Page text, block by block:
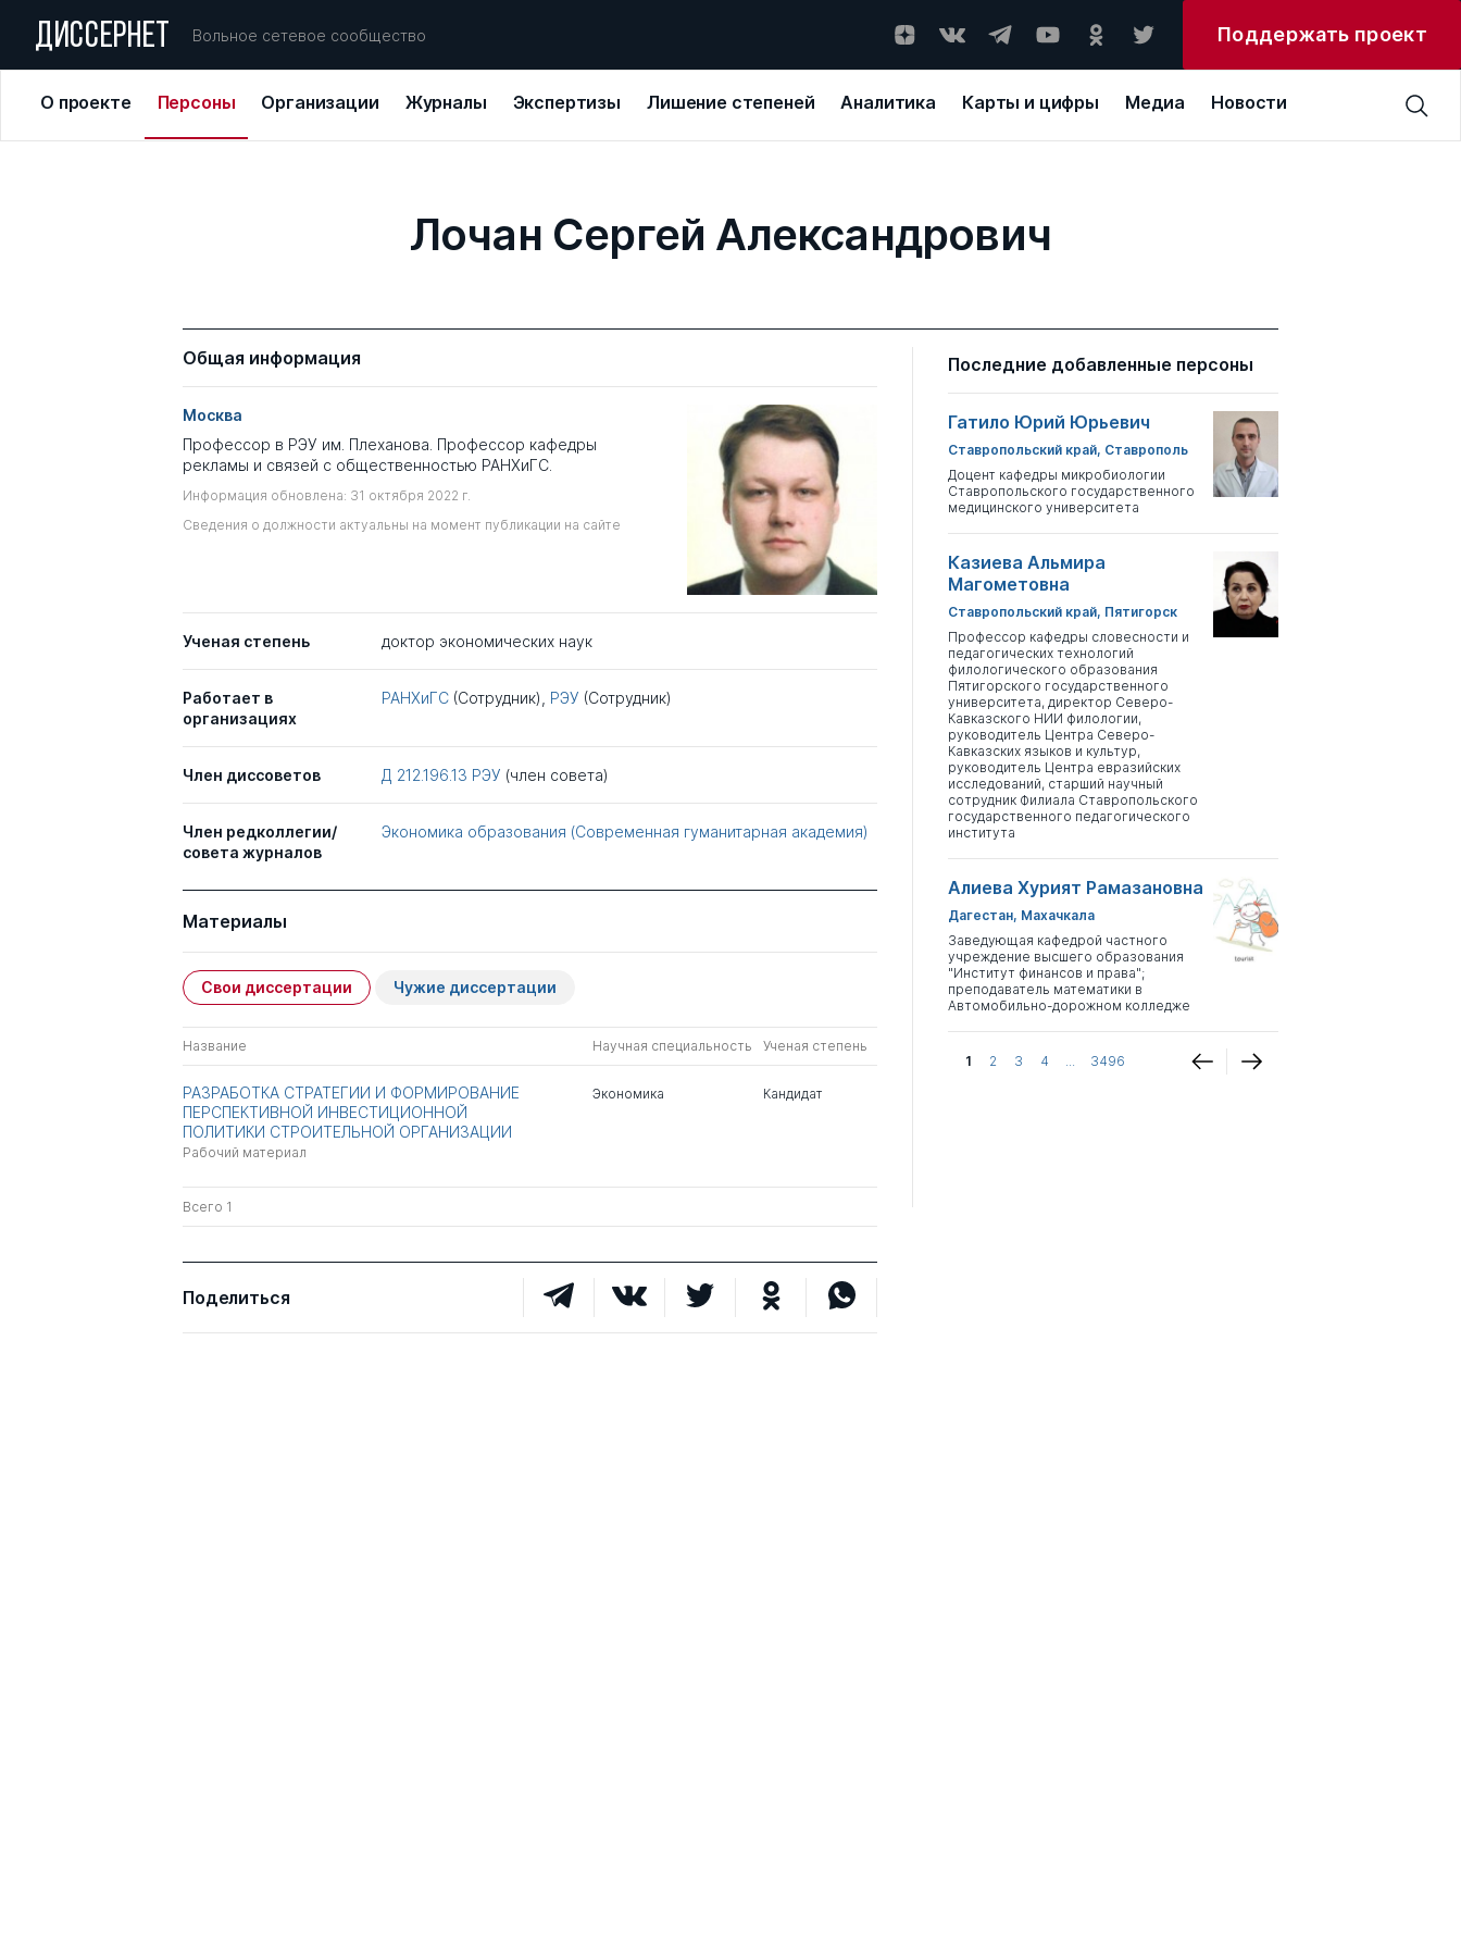
ДИССЕРНЕТ Вольное сетевое сообщество Поддержать проект
О проекте Персоны Организации Журналы Экспертизы Лишение степеней Аналитика Карты и цифры Медиа Новости
Лочан Сергей Александрович
Общая информация
Москва
Профессор в РЭУ им. Плеханова. Профессор кафедры
рекламы и связей с общественностью РАНХиГС.
Информация обновлена: 31 октября 2022 г.
Сведения о должности актуальны на момент публикации на сайте
Ученая степень доктор экономических наук
Работает в
организациях
РАНХиГС (Сотрудник), РЭУ (Сотрудник)
Член диссоветов Д 212.196.13 РЭУ (член совета)
Член редколлегии/
совета журналов
Экономика образования (Современная гуманитарная академия)
Материалы
Свои диссертации Чужие диссертации
Название Научная специальность Ученая степень
РАЗРАБОТКА СТРАТЕГИИ И ФОРМИРОВАНИЕ
ПЕРСПЕКТИВНОЙ ИНВЕСТИЦИОННОЙ
ПОЛИТИКИ СТРОИТЕЛЬНОЙ ОРГАНИЗАЦИИ
Рабочий материал
Экономика Кандидат
Всего 1
Поделиться
Последние добавленные персоны
Гатило Юрий Юрьевич
Ставропольский край, Ставрополь
Доцент кафедры микробиологии
Ставропольского государственного
медицинского университета
Казиева Альмира
Магометовна
Ставропольский край, Пятигорск
Профессор кафедры словесности и
педагогических технологий
филологического образования
Пятигорского государственного
университета, директор Северо-
Кавказского НИИ филологии,
руководитель Центра Северо-
Кавказских языков и культур,
руководитель Центра евразийских
исследований, старший научный
сотрудник Филиала Ставропольского
государственного педагогического
института
Алиева Хурият Рамазановна
Дагестан, Махачкала
Заведующая кафедрой частного
учреждение высшего образования
"Институт финансов и права";
преподаватель математики в
Автомобильно-дорожном колледже
1 2 3 4 ... 3496